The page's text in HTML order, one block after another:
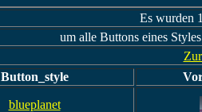
Es wurden
um alle Buttons eines
Button_style
blueplanet